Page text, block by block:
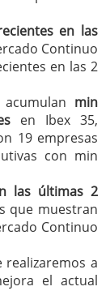
en las
Continuo
en las 2
min
en Ibex 35,
19 empresas
con min
las últimas 2
que muestran
Continuo
realizaremos a
el actual